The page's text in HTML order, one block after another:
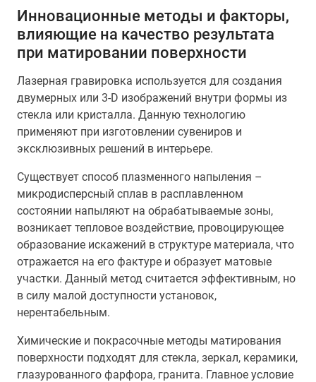
Инновационные методы и факторы,
влияющие на качество результата
при матировании поверхности
Лазерная гравировка используется для создания
двумерных или 3-D изображений внутри формы из
стекла или кристалла. Данную технологию
применяют при изготовлении сувениров и
эксклюзивных решений в интерьере.
Существует способ плазменного напыления –
микродисперсный сплав в расплавленном
состоянии напыляют на обрабатываемые зоны,
возникает тепловое воздействие, провоцирующее
образование искажений в структуре материала, что
отражается на его фактуре и образует матовые
участки. Данный метод считается эффективным, но
в силу малой доступности установок,
нерентабельным.
Химические и покрасочные методы матирования
поверхности подходят для стекла, зеркал, керамики,
глазурованного фарфора, гранита. Главное условие